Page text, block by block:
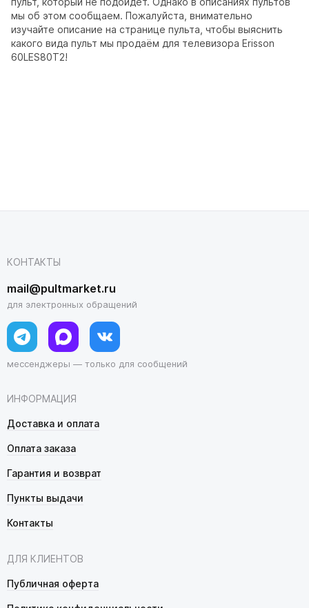
мы об этом сообщаем. Пожалуйста, внимательно
изучайте описание на странице пульта, чтобы выяснить
какого вида пульт мы продаём для телевизора Erisson
60LES80T2!
ИНФОРМАЦИЯ
Доставка и оплата
Оплата заказа
Гарантия и возврат
Пункты выдачи
Контакты
ДЛЯ КЛИЕНТОВ
Публичная оферта
КОНТАКТЫ
mail@pultmarket.ru
для электронных обращений
мессенджеры — только для сообщений